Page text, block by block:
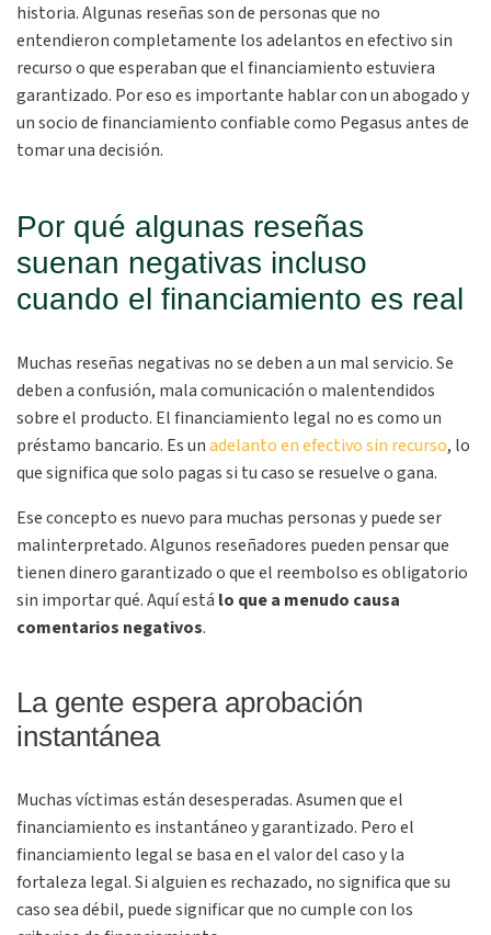
historia. Algunas reseñas son de personas que no
entendieron completamente los adelantos en efectivo sin
recurso o que esperaban que el financiamiento estuviera
garantizado. Por eso es importante hablar con un abogado y
un socio de financiamiento confiable como Pegasus antes de
tomar una decisión.
Por qué algunas reseñas
suenan negativas incluso
cuando el financiamiento es real
Muchas reseñas negativas no se deben a un mal servicio. Se
deben a confusión, mala comunicación o malentendidos
sobre el producto. El financiamiento legal no es como un
préstamo bancario. Es unadelanto en efectivo sin recurso, lo
que significa que solo pagas si tu caso se resuelve o gana.
Ese concepto es nuevo para muchas personas y puede ser
malinterpretado. Algunos reseñadores pueden pensar que
tienen dinero garantizado o que el reembolso es obligatorio
sin importar qué. Aquí está lo que a menudo causa
comentarios negativos.
La gente espera aprobación
instantánea
Muchas víctimas están desesperadas. Asumen que el
financiamiento es instantáneo y garantizado. Pero el
financiamiento legal se basa en el valor del caso y la
fortaleza legal. Si alguien es rechazado, no significa que su
caso sea débil, puede significar que no cumple con los